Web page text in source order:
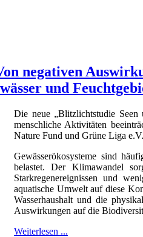
negativen
und
Die neue „Blitzlichtstudie
menschliche Aktivitäten
Nature Fund und Grüne Liga
Gewässerökosysteme sind
belastet. Der Klimawandel
Starkregenereignissen und
aquatische Umwelt auf diese
Wasserhaushalt und die
Auswirkungen auf die
Weiterlesen ...